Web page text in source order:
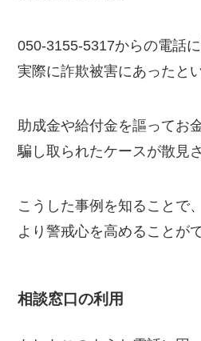
050-3155-5317からの電話に
実際に詐欺被害にあったと
助成金や給付金を謳ってお
騙し取られたケースが散見
こうした事例を知ることで、
より警戒心を高めることが
相談窓口の利用